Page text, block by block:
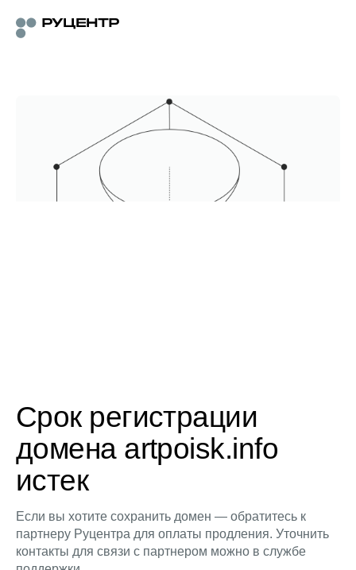
Срок регистрации
домена artpoisk.info
истек
Если вы хотите сохранить домен — обратитесь к
партнеру Руцентра для оплаты продления. Уточнить
контакты для связи с партнером можно в службе